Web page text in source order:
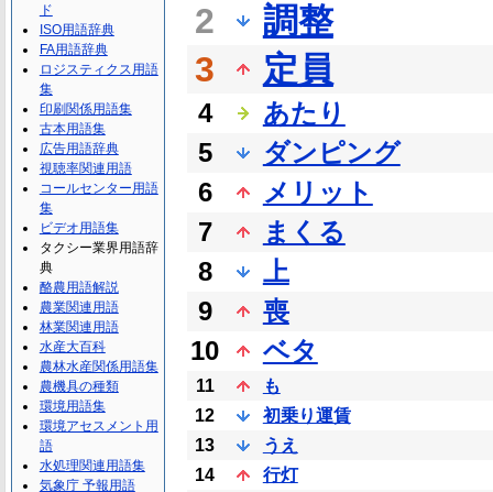
2
調整
3
定員
4
あたり
5
ダンピング
6
メリット
7
まくる
8
上
9
喪
10
ベタ
11
も
12
初乗り運賃
13
うえ
14
行灯
ド
ISO用語辞典
FA用語辞典
ロジスティクス用語
集
印刷関係用語集
古本用語集
広告用語辞典
視聴率関連用語
コールセンター用語
集
ビデオ用語集
タクシー業界用語辞
典
酪農用語解説
農業関連用語
林業関連用語
水産大百科
農林水産関係用語集
農機具の種類
環境用語集
環境アセスメント用
語
水処理関連用語集
気象庁 予報用語